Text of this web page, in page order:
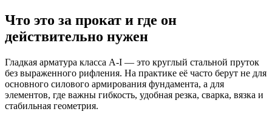
Что это за прокат и где он
действительно нужен
Гладкая арматура класса А-I — это круглый стальной пруток
без выраженного рифления. На практике её часто берут не для
основного силового армирования фундамента, а для
элементов, где важны гибкость, удобная резка, сварка, вязка и
стабильная геометрия.